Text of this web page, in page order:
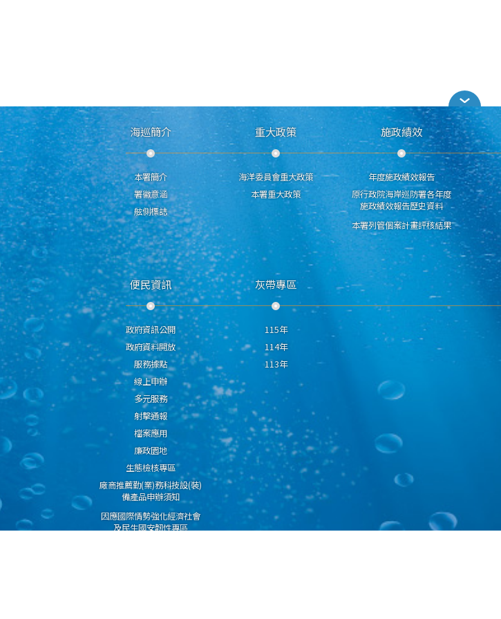
海巡簡介
本署簡介
署徽意涵
舷側標誌
重大政策
海洋委員會重大政策
本署重大政策
施政績效
年度施政績效報告
原行政院海岸巡防署各年度
施政績效報告歷史資料
本署列管個案計畫評核結果
便民資訊
政府資訊公開
政府資料開放
服務據點
線上申辦
多元服務
射擊通報
檔案應用
廉政園地
生態檢核專區
廠商推薦勤(業)務科技設(裝)
備產品申辦須知
因應國際情勢強化經濟社會
及民生國安韌性專區
灰帶專區
115年
114年
113年